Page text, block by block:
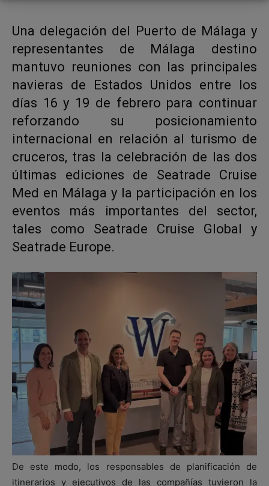
Una delegación del Puerto de Málaga y
representantes de Málaga destino
mantuvo reuniones con las principales
navieras de Estados Unidos entre los
días 16 y 19 de febrero para continuar
reforzando su posicionamiento
internacional en relación al turismo de
cruceros, tras la celebración de las dos
últimas ediciones de Seatrade Cruise
Med en Málaga y la participación en los
eventos más importantes del sector,
tales como Seatrade Cruise Global y
Seatrade Europe.
De este modo, los responsables de planificación de
itinerarios y ejecutivos de las compañías tuvieron la